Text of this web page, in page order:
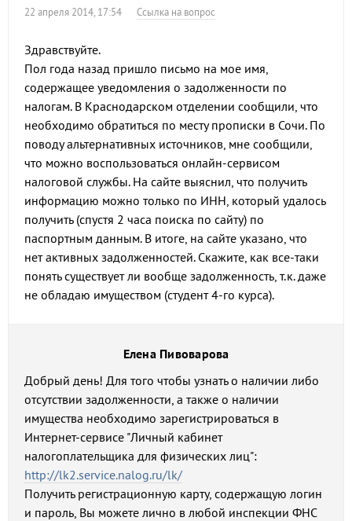
22 апреля 2014, 17:54 Ссылка на вопрос
Здравствуйте.
Пол года назад пришло письмо на мое имя,
содержащее уведомления о задолженности по
налогам. В Краснодарском отделении сообщили, что
необходимо обратиться по месту прописки в Сочи. По
поводу альтернативных источников, мне сообщили,
что можно воспользоваться онлайн-сервисом
налоговой службы. На сайте выяснил, что получить
информацию можно только по ИНН, который удалось
получить (спустя 2 часа поиска по сайту) по
паспортным данным. В итоге, на сайте указано, что
нет активных задолженностей. Скажите, как все-таки
понять существует ли вообще задолженность, т.к. даже
не обладаю имуществом (студент 4-го курса).
Елена Пивоварова
Добрый день! Для того чтобы узнать о наличии либо
отсутствии задолженности, а также о наличии
имущества необходимо зарегистрироваться в
Интернет-сервисе "Личный кабинет
налогоплательщика для физических лиц":
http://lk2.service.nalog.ru/lk/
Получить регистрационную карту, содержащую логин
и пароль, Вы можете лично в любой инспекции ФНС